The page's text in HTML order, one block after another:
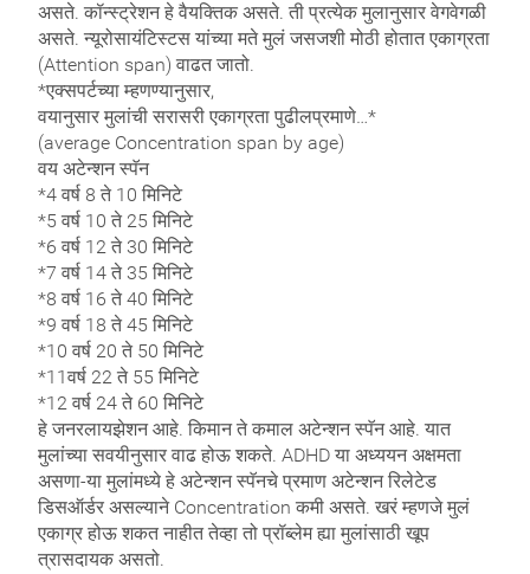
असते. कॉन्स्ट्रेशन हे वैयक्तिक असते. ती प्रत्येक मुलानुसार वेगवेगळी
असते. न्यूरोसायंटिस्टस यांच्या मते मुलं जसजशी मोठी होतात एकाग्रता
(Attention span) वाढत जातो.
*एक्सपर्टच्या म्हणण्यानुसार,
वयानुसार मुलांची सरासरी एकाग्रता पुढीलप्रमाणे…*
(average Concentration span by age)
वय अटेन्शन स्पॅन
*4 वर्ष 8 ते 10 मिनिटे
*5 वर्ष 10 ते 25 मिनिटे
*6 वर्ष 12 ते 30 मिनिटे
*7 वर्ष 14 ते 35 मिनिटे
*8 वर्ष 16 ते 40 मिनिटे
*9 वर्ष 18 ते 45 मिनिटे
*10 वर्ष 20 ते 50 मिनिटे
*11वर्ष 22 ते 55 मिनिटे
*12 वर्ष 24 ते 60 मिनिटे
हे जनरलायझेशन आहे. किमान ते कमाल अटेन्शन स्पॅन आहे. यात
मुलांच्या सवयीनुसार वाढ होऊ शकते. ADHD या अध्ययन अक्षमता
असणा-या मुलांमध्ये हे अटेन्शन स्पॅनचे प्रमाण अटेन्शन रिलेटेड
डिसऑर्डर असल्याने Concentration कमी असते. खरं म्हणजे मुलं
एकाग्र होऊ शकत नाहीत तेव्हा तो प्रॉब्लेम ह्या मुलांसाठी खूप
त्रासदायक असतो.